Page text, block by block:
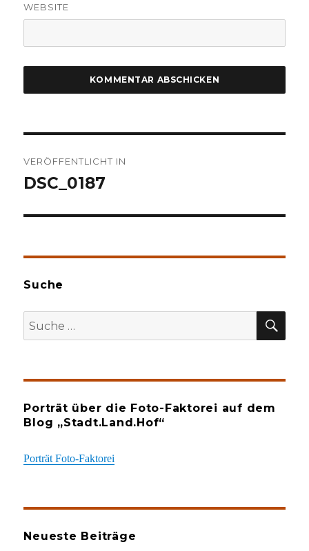
WEBSITE
VERÖFFENTLICHT IN
DSC_0187
Suche
Suche
nach:
Porträt über die Foto-Faktorei auf dem
Blog „Stadt.Land.Hof“
Porträt Foto-Faktorei
Neueste Beiträge